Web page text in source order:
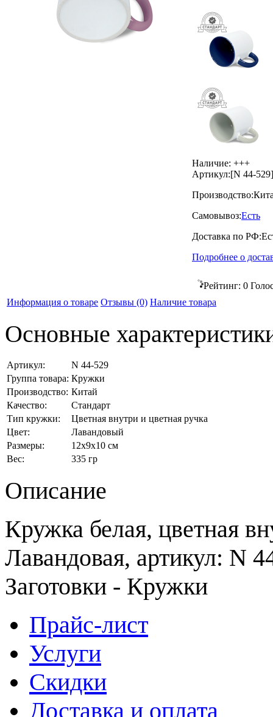
Наличие: +++
Артикул:[N 44-529]
Производство:
Самовывоз:Есть
Доставка по РФ:
Подробнее о
Рейтинг: 0
Информация о товаре Отзывы (0) Наличие товара
Основные
Артикул:
N 44-529
Группа товара: Кружки
Производство: Китай
Качество:
Стандарт
Тип кружки:
Цветная внутри и цветная ручка
Цвет:
Лавандовый
Размеры:
12x9x10 см
Вес:
335 гр
Описание
Кружка белая, цветная
Лавандовая, артикул: N
Заготовки - Кружки
Прайс-лист
Услуги
Скидки
Доставка и оплата